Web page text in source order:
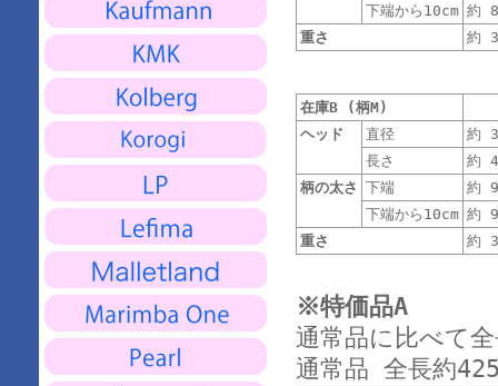
下端から10cm 約
重さ
約
在庫B (柄M)
ヘッド
直径
約
長さ
約
柄の太さ 下端
約
下端から10cm 約
重さ
約
※特価品A
通常品に比べて
通常品 全長約